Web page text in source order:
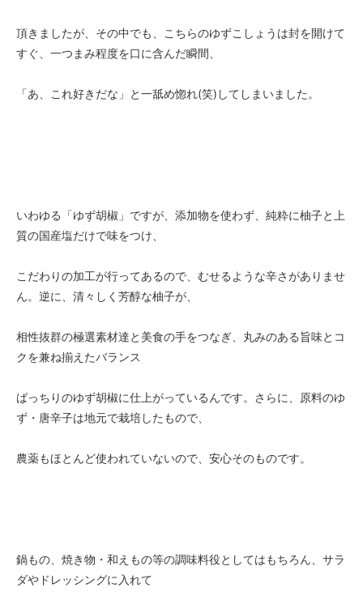
頂きましたが、その中でも、こちらのゆずこしょうは封を開けて
すぐ、一つまみ程度を口に含んだ瞬間、
「あ、これ好きだな」と一舐め惚れ(笑)してしまいました。
いわゆる「ゆず胡椒」ですが、添加物を使わず、純粋に柚子と上
質の国産塩だけで味をつけ、
こだわりの加工が行ってあるので、むせるような辛さがありませ
ん。逆に、清々しく芳醇な柚子が、
相性抜群の極選素材達と美食の手をつなぎ、丸みのある旨味とコ
クを兼ね揃えたバランス
ばっちりのゆず胡椒に仕上がっているんです。さらに、原料のゆ
ず・唐辛子は地元で栽培したもので、
農薬もほとんど使われていないので、安心そのものです。
鍋もの、焼き物・和えもの等の調味料役としてはもちろん、サラ
ダやドレッシングに入れて